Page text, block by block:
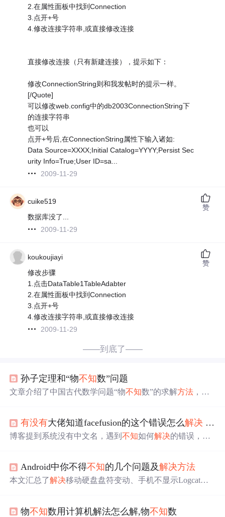
2.在属性面板中找到Connection
3.点开+号
4.修改连接字符串,或直接修改连接
直接修改连接（只有新建连接），提示如下：
修改ConnectionString则和我发帖时的提示一样。
[/Quote]
可以修改web.config中的db2003ConnectionString下
的连接字符串
也可以
点开+号后,在ConnectionString属性下输入诸如:
Data Source=XXXX;Initial Catalog=YYYY;Persist Sec
urity Info=True;User ID=sa...
2009-11-29
cuike519
数据库没了...
2009-11-29
赞
koukoujiayi
修改步骤
1.点击DataTable1TableAdabter
2.在属性面板中找到Connection
3.点开+号
4.修改连接字符串,或直接修改连接
2009-11-29
赞
——到底了——
孙子定理和“物不知数”问题
文章介绍了中国古代数学问题“物不知数”的求解方法 ，利
数。有没有大佬知道facefusion的这个错误怎么解决
博客提到系统没有中文名，遇到不知如何解决的错误，与P
Android中你不得不知的几个问题及解决方法
本文汇总了解决移动硬盘盘符变动、手机不显示Logcat日
物不知数用计算机解法怎么解,物不知数